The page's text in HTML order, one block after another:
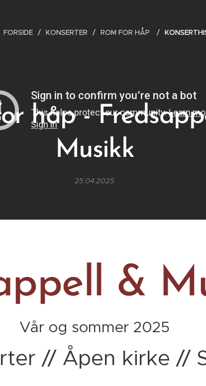
FORSIDE KONSERTER ROM FOR HÅP
håp -
Musikk
25.04.2025
&
Vår og sommer 2025
// Åpen kirke //